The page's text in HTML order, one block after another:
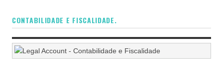
CONTABILIDADE E FISCALIDADE.